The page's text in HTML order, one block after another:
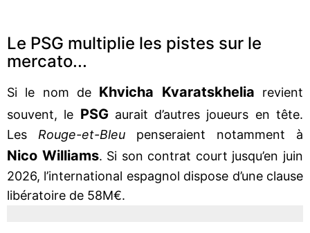
Le PSG multiplie les pistes sur le
mercato...
Si le nom de Khvicha Kvaratskhelia revient
souvent, le PSGaurait d’autres joueurs en tête.
Les Rouge-et-Bleu penseraient notamment à
Nico Williams. Si son contrat court jusqu’en juin
2026, l’international espagnol dispose d’une clause
libératoire de 58M€.